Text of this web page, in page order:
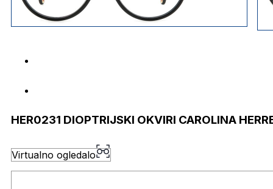
HER0231 DIOPTRIJSKI OKVIRI CAROLINA
Virtualno ogledalo